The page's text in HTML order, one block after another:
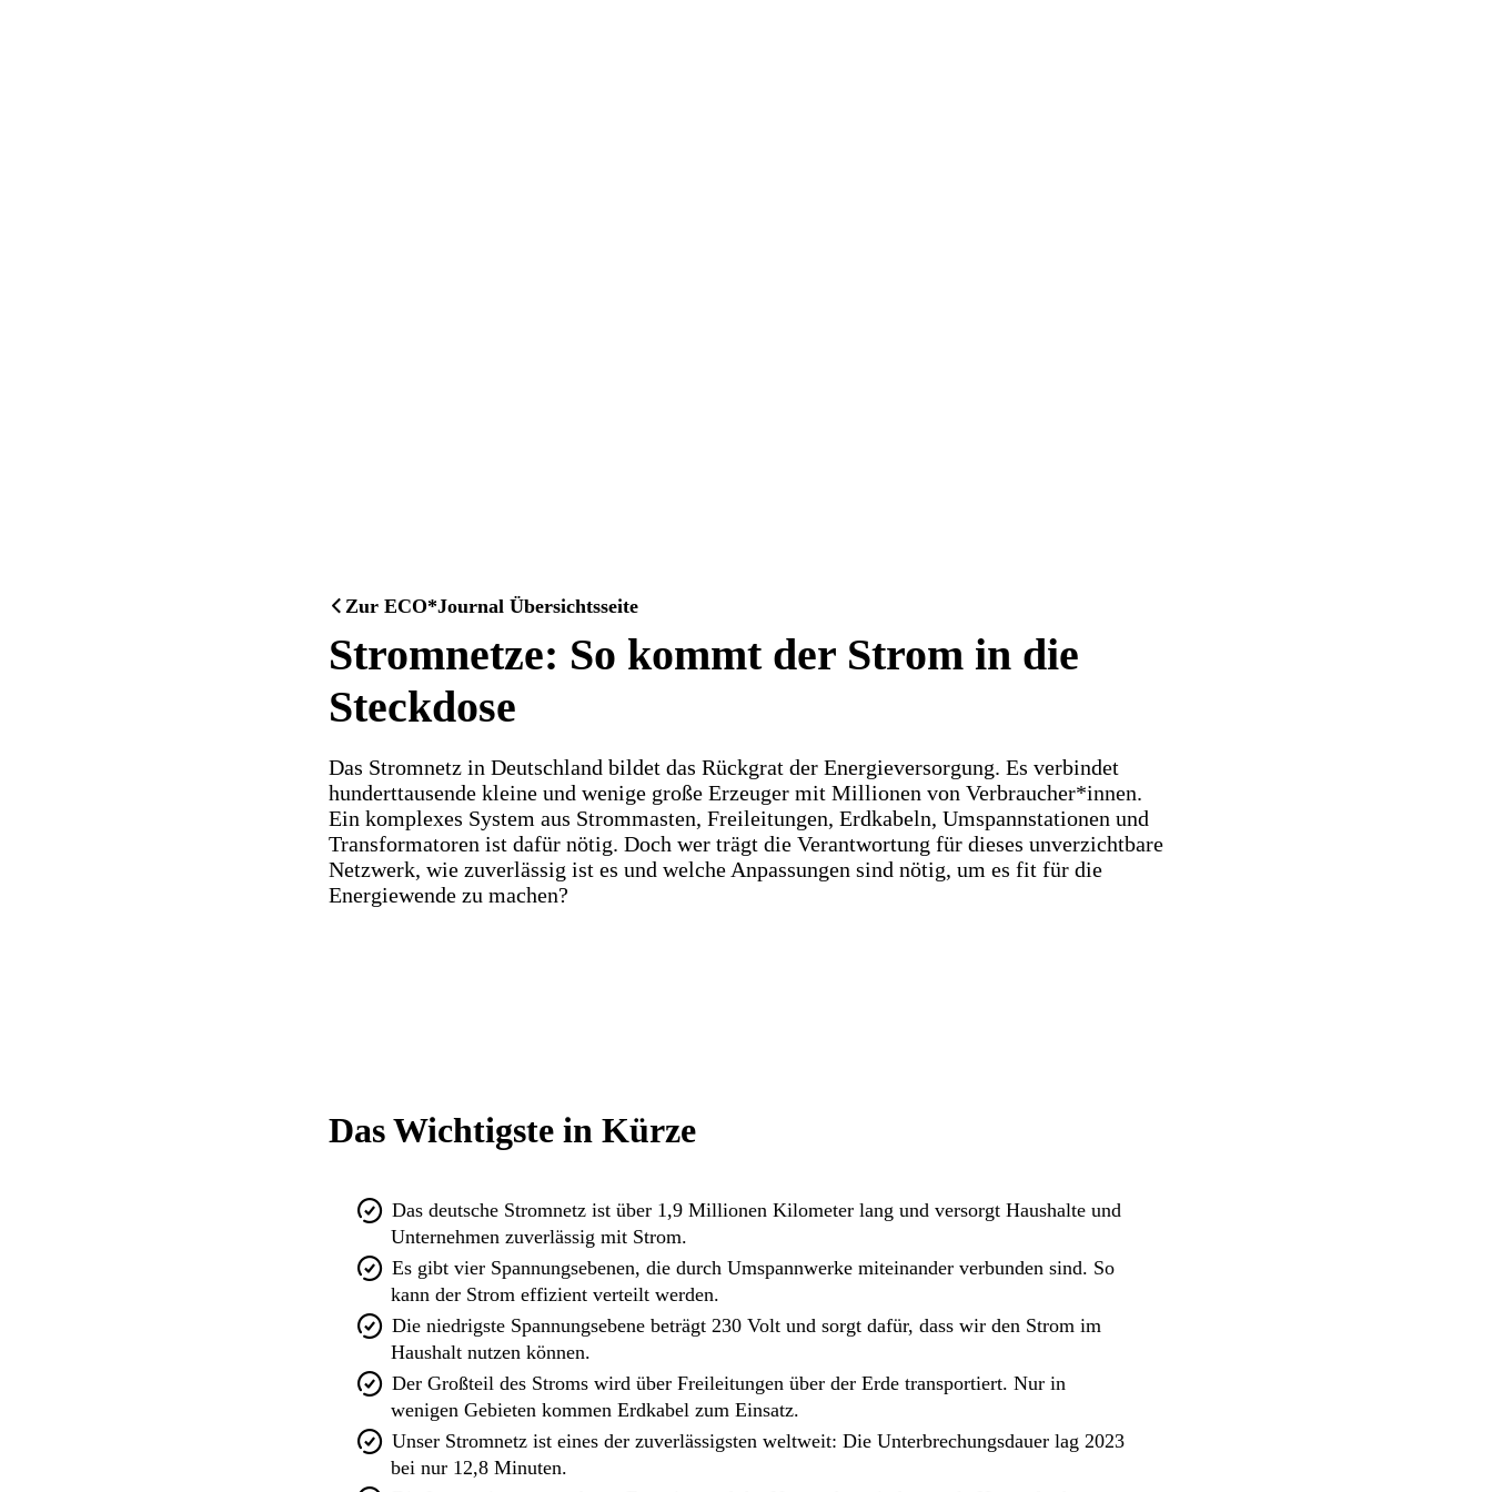
Zur ECO*Journal Übersichtsseite
Stromnetze: So kommt der Strom in die
Steckdose
Das Stromnetz in Deutschland bildet das Rückgrat der Energieversorgung. Es verbindet
hunderttausende kleine und wenige große Erzeuger mit Millionen von Verbraucher*innen.
Ein komplexes System aus Strommasten, Freileitungen, Erdkabeln, Umspannstationen und
Transformatoren ist dafür nötig. Doch wer trägt die Verantwortung für dieses unverzichtbare
Netzwerk, wie zuverlässig ist es und welche Anpassungen sind nötig, um es fit für die
Energiewende zu machen?
Das Wichtigste in Kürze
Das deutsche Stromnetz ist über 1,9 Millionen Kilometer lang und versorgt Haushalte und
Unternehmen zuverlässig mit Strom.
Es gibt vier Spannungsebenen, die durch Umspannwerke miteinander verbunden sind. So
kann der Strom effizient verteilt werden.
Die niedrigste Spannungsebene beträgt 230 Volt und sorgt dafür, dass wir den Strom im
Haushalt nutzen können.
Der Großteil des Stroms wird über Freileitungen über der Erde transportiert. Nur in
wenigen Gebieten kommen Erdkabel zum Einsatz.
Unser Stromnetz ist eines der zuverlässigsten weltweit: Die Unterbrechungsdauer lag 2023
bei nur 12,8 Minuten.